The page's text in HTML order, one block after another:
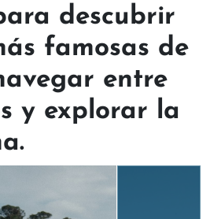
descubrir
famosas de
entre
y explorar la